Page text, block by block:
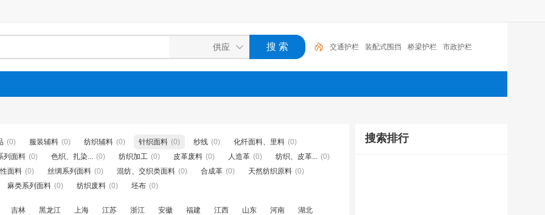
交通护栏 装配式围挡 桥梁护栏 市政护栏
(0) 服装辅料 (0) 纺织辅料 (0) 针织面料 (0) 纱线 (0) 化纤面料、里料 (0)
列面料 (0) 色织、扎染... (0) 纺织加工 (0) 皮革废料 (0) 人造革 (0) 纺织、皮革... (0)
面料 (0) 丝绸系列面料 (0) 混纺、交织类面料 (0) 合成革 (0) 天然纺织原料 (0)
麻类系列面料 (0) 纺织废料 (0) 坯布 (0)
吉林 黑龙江 上海 江苏 浙江 安徽 福建 江西 山东 河南
湖北
搜索排行